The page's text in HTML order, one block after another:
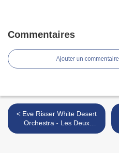
Commentaires
Ajouter un commentaire
< Eve Risser White Desert
Orchestra - Les Deux
Versants se regardent